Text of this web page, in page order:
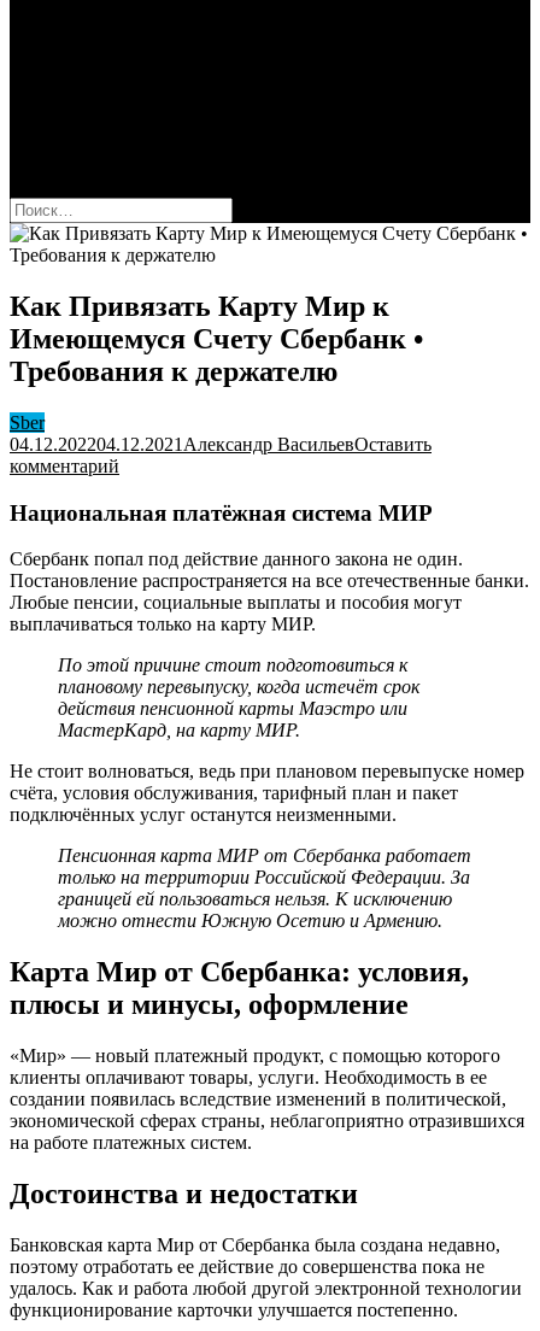
Найти:
Как Привязать Карту Мир к
Имеющемуся Счету Сбербанк •
Требования к держателю
Sber
04.12.202204.12.2021 Александр ВасильевОставить
комментарий
Привязать
Мир
к
Имеющемуся
Счету
•
Требования
к
держателю
Национальная платёжная система МИР
Сбербанк попал под действие данного закона не один.
Постановление распространяется на все отечественные банки.
Любые пенсии, социальные выплаты и пособия могут
выплачиваться только на карту МИР.
По этой причине стоит подготовиться к
плановому перевыпуску, когда истечёт срок
действия пенсионной карты Маэстро или
МастерКард, на карту МИР.
Не стоит волноваться, ведь при плановом перевыпуске номер
счёта, условия обслуживания, тарифный план и пакет
подключённых услуг останутся неизменными.
Пенсионная карта МИР от Сбербанка работает
только на территории Российской Федерации. За
границей ей пользоваться нельзя. К исключению
можно отнести Южную Осетию и Армению.
Карта Мир от Сбербанка: условия,
плюсы и минусы, оформление
«Мир» — новый платежный продукт, с помощью которого
клиенты оплачивают товары, услуги. Необходимость в ее
создании появилась вследствие изменений в политической,
экономической сферах страны, неблагоприятно отразившихся
на работе платежных систем.
Достоинства и недостатки
Банковская карта Мир от Сбербанка была создана недавно,
поэтому отработать ее действие до совершенства пока не
удалось. Как и работа любой другой электронной технологии
функционирование карточки улучшается постепенно.